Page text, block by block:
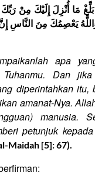
بَلِّغْ مَا أُنْزِلَ إِلَيْكَ مِنْ
يَعْصِمُكَ مِنَ النَّاسِ إِنَّ
apa
Tuhanmu. Dan
diperintahkan itu,
amanat-Nya.
manusia.
petunjuk
Maidah [5]: 67).